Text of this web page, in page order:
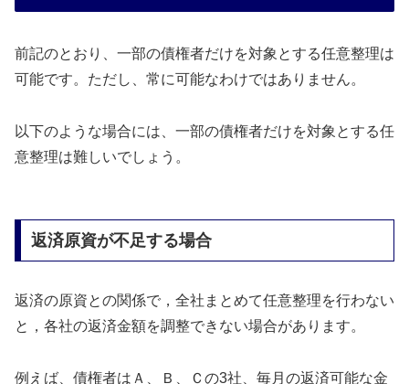
前記のとおり、一部の債権者だけを対象とする任意整理は
可能です。ただし、常に可能なわけではありません。
以下のような場合には、一部の債権者だけを対象とする任
意整理は難しいでしょう。
返済原資が不足する場合
返済の原資との関係で，全社まとめて任意整理を行わない
と，各社の返済金額を調整できない場合があります。
例えば、債権者はＡ、Ｂ、Ｃの3社、毎月の返済可能な金